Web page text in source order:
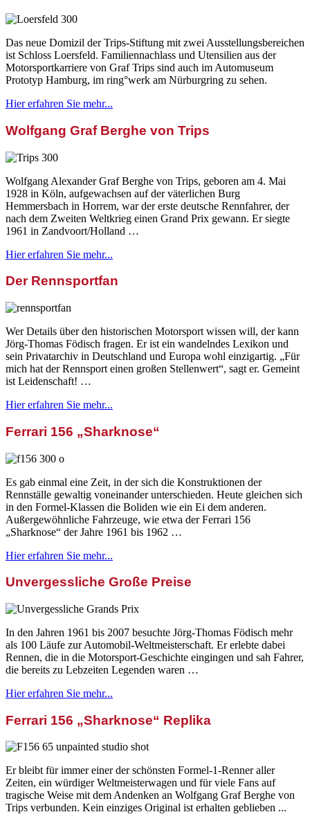
Das neue Domizil der Trips-Stiftung mit zwei Ausstellungsbereichen
ist Schloss Loersfeld. Familiennachlass und Utensilien aus der
Motorsportkarriere von Graf Trips sind auch im Automuseum
Prototyp Hamburg, im ring°werk am Nürburgring zu sehen.
Hier erfahren Sie mehr...
Wolfgang Graf Berghe von Trips
Wolfgang Alexander Graf Berghe von Trips, geboren am 4. Mai
1928 in Köln, aufgewachsen auf der väterlichen Burg
Hemmersbach in Horrem, war der erste deutsche Rennfahrer, der
nach dem Zweiten Weltkrieg einen Grand Prix gewann. Er siegte
1961 in Zandvoort/Holland …
Hier erfahren Sie mehr...
Der Rennsportfan
Wer Details über den historischen Motorsport wissen will, der kann
Jörg-Thomas Födisch fragen. Er ist ein wandelndes Lexikon und
sein Privatarchiv in Deutschland und Europa wohl einzigartig. „Für
mich hat der Rennsport einen großen Stellenwert“, sagt er. Gemeint
ist Leidenschaft! …
Hier erfahren Sie mehr...
Ferrari 156 „Sharknose“
Es gab einmal eine Zeit, in der sich die Konstruktionen der
Rennställe gewaltig voneinander unterschieden. Heute gleichen sich
in den Formel-Klassen die Boliden wie ein Ei dem anderen.
Außergewöhnliche Fahrzeuge, wie etwa der Ferrari 156
„Sharknose“ der Jahre 1961 bis 1962 …
Hier erfahren Sie mehr...
Unvergessliche Große Preise
In den Jahren 1961 bis 2007 besuchte Jörg-Thomas Födisch mehr
als 100 Läufe zur Automobil-Weltmeisterschaft. Er erlebte dabei
Rennen, die in die Motorsport-Geschichte eingingen und sah Fahrer,
die bereits zu Lebzeiten Legenden waren …
Hier erfahren Sie mehr...
Ferrari 156 „Sharknose“ Replika
Er bleibt für immer einer der schönsten Formel-1-Renner aller
Zeiten, ein würdiger Weltmeisterwagen und für viele Fans auf
tragische Weise mit dem Andenken an Wolfgang Graf Berghe von
Trips verbunden. Kein einziges Original ist erhalten geblieben ...